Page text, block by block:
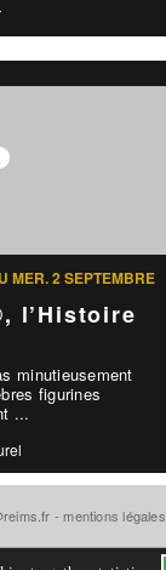
MER. 2 SEPTEMBRE
l’Histoire
minutieusement
figurines
...
-mentions légales